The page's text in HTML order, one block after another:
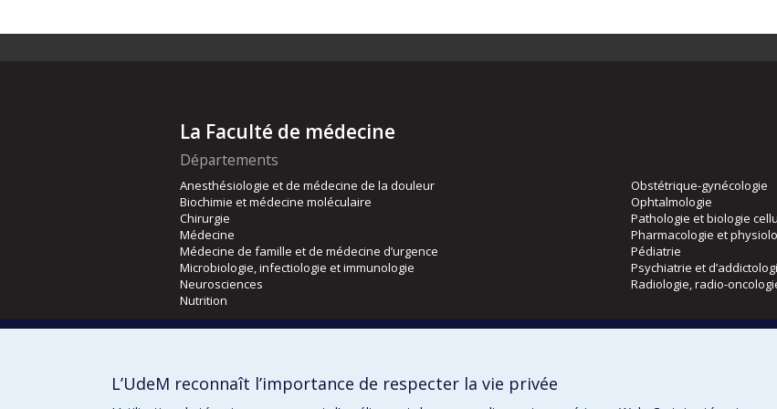
La Faculté de médecine
Départements
Anesthésiologie et de médecine de la douleur
Biochimie et médecine moléculaire
Chirurgie
Médecine
Médecine de famille et de médecine d’urgence
Microbiologie, infectiologie et immunologie
Neurosciences
Nutrition
Obstétrique-gynécologie
Ophtalmologie
Pathologie et biologie
Pharmacologie et
Pédiatrie
Psychiatrie et
Radiologie, radio-
Orthophonie et audiologie
L’UdeM reconnaît l’importance de respecter la vie privée